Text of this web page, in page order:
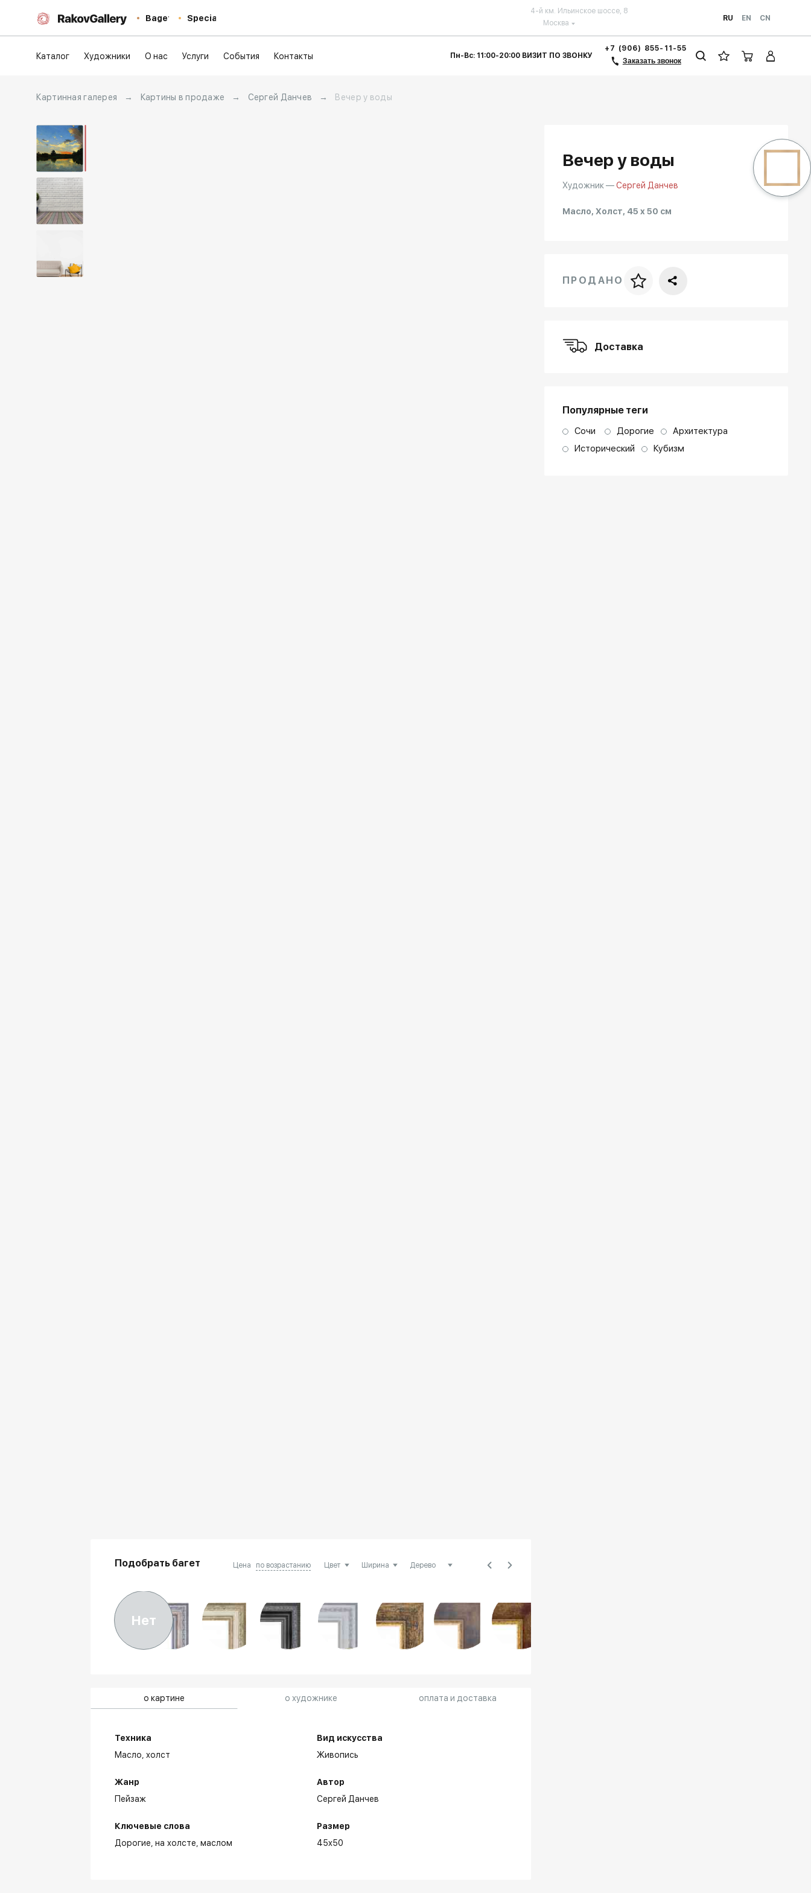
Baget Special Москва
4-й км. Ильинское шоссе, 8
RU
EN CN
Каталог Художники О нас Услуги События Контакты Пн-Вс: 11:00-20:00 ВИЗИТ ПО ЗВОНКУ
+7 (906) 855-11-55
Заказать звонок
Картинная галерея → Картины в продаже → Сергей Данчев → Вечер у воды
Подобрать багет Цена по возрастанию
Нет
о картине о художнике оплата и доставка
Техника
Масло,холст
Жанр
Пейзаж
Ключевые слова
Дорогие на холсте маслом
Вид искусства
Живопись
Автор
Сергей Данчев
Размер
45x50
Вечер у воды
Художник —Сергей Данчев
Масло, Холст, 45 x 50 см
Цена за багет
ПРОДАНО
Доставка
Популярные теги
Сочи Дорогие
Архитектура
Исторический
Кубизм